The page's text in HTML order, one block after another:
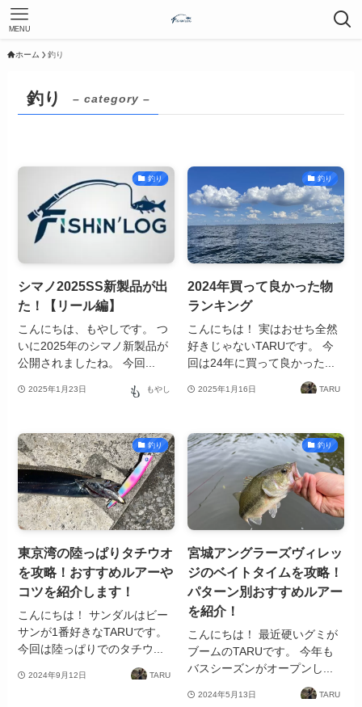
MENU
ホーム 釣り
釣り – category –
釣り
シマノ2025SS新製品が出
た！【リール編】
こんにちは、もやしです。 つ
いに2025年のシマノ新製品が
公開されましたね。 今回...
2025年1月23日 もやし
釣り
2024年買って良かった物
ランキング
こんにちは！ 実はおせち全然
好きじゃないTARUです。 今
回は24年に買って良かった...
2025年1月16日 TARU
釣り
東京湾の陸っぱりタチウオ
を攻略！おすすめルアーや
コツを紹介します！
こんにちは！ サンダルはビー
サンが1番好きなTARUです。
今回は陸っぱりでのタチウ...
2024年9月12日 TARU
釣り
宮城アングラーズヴィレッ
ジのベイトタイムを攻略！
パターン別おすすめルアー
を紹介！
こんにちは！ 最近硬いグミが
ブームのTARUです。 今年も
バスシーズンがオープンし...
2024年5月13日 TARU